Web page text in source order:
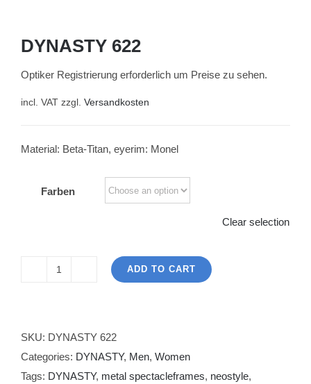
DYNASTY 622
Optiker Registrierung erforderlich um Preise zu sehen.
incl. VAT zzgl. Versandkosten
Material: Beta-Titan, eyerim: Monel
Farben
Clear selection
ADD TO CART
SKU: DYNASTY 622
Categories: DYNASTY, Men, Women
Tags: DYNASTY, metal spectacleframes, neostyle,